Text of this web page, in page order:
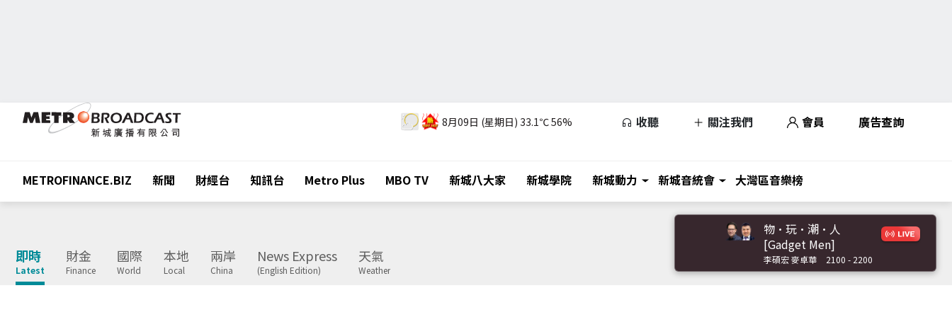
8月09日 (星期日) 33.1℃56% 收聽 關注我們 會員 廣告查詢
METROFINANCE.BIZ 新聞 財經台 知訊台 Metro Plus MBO TV 新城八大家 新城學院 新城動力 新城音統會 大灣區音樂榜
即時
Latest
財金
Finance
國際
World
本地
Local
兩岸
China
News Express
(English Edition)
天氣
Weather
物·玩·潮·人
[Gadget Men]
李碩宏 麥卓華 2100 - 2200